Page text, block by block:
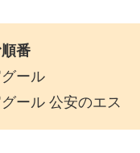
番
ール
ール 公安のエス